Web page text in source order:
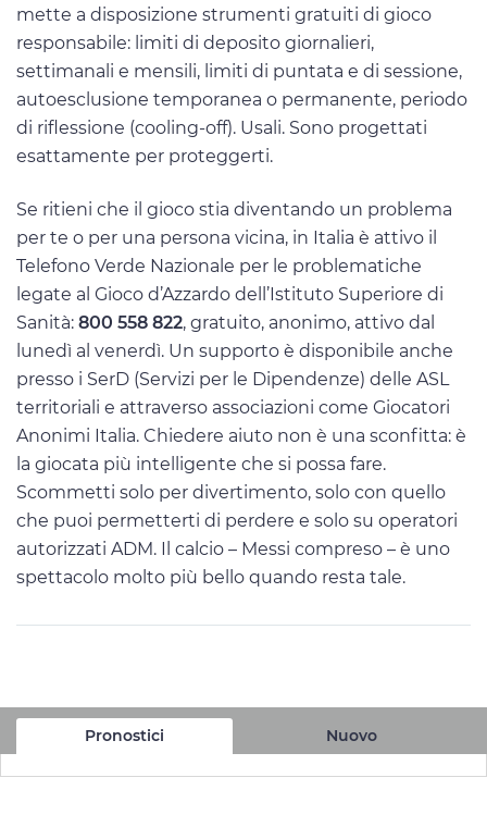
mette a disposizione strumenti gratuiti di gioco
responsabile: limiti di deposito giornalieri,
settimanali e mensili, limiti di puntata e di sessione,
autoesclusione temporanea o permanente, periodo
di riflessione (cooling-off). Usali. Sono progettati
esattamente per proteggerti.
Se ritieni che il gioco stia diventando un problema
per te o per una persona vicina, in Italia è attivo il
Telefono Verde Nazionale per le problematiche
legate al Gioco d’Azzardo dell’Istituto Superiore di
Sanità: 800 558 822, gratuito, anonimo, attivo dal
lunedì al venerdì. Un supporto è disponibile anche
presso i SerD (Servizi per le Dipendenze) delle ASL
territoriali e attraverso associazioni come Giocatori
Anonimi Italia. Chiedere aiuto non è una sconfitta: è
la giocata più intelligente che si possa fare.
Scommetti solo per divertimento, solo con quello
che puoi permetterti di perdere e solo su operatori
autorizzati ADM. Il calcio – Messi compreso – è uno
spettacolo molto più bello quando resta tale.
Pronostici Nuovo